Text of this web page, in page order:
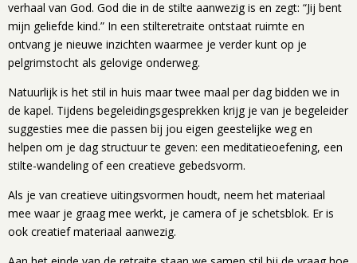
verhaal van God. God die in de stilte aanwezig is en zegt: “Jij bent
mijn geliefde kind.” In een stilteretraite ontstaat ruimte en
ontvang je nieuwe inzichten waarmee je verder kunt op je
pelgrimstocht als gelovige onderweg.
Natuurlijk is het stil in huis maar twee maal per dag bidden we in
de kapel. Tijdens begeleidingsgesprekken krijg je van je begeleider
suggesties mee die passen bij jou eigen geestelijke weg en
helpen om je dag structuur te geven: een meditatieoefening, een
stilte-wandeling of een creatieve gebedsvorm.
Als je van creatieve uitingsvormen houdt, neem het materiaal
mee waar je graag mee werkt, je camera of je schetsblok. Er is
ook creatief materiaal aanwezig.